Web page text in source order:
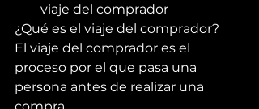
viaje del comprador
¿Qué es el viaje del comprador?
El viaje del comprador es el
proceso por el que pasa una
persona antes de realizar una